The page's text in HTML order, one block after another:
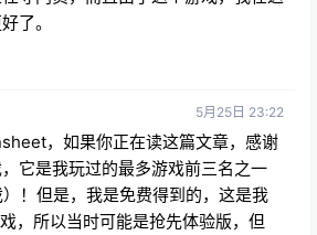
了。
5月25日 23:22
，如果你正在读这篇文章，感谢
它是我玩过的最多游戏前三名之一
）！但是，我是免费得到的，这是我
，所以当时可能是抢先体验版，但